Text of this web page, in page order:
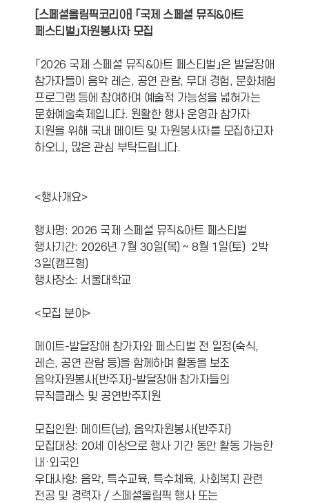
[스페셜올림픽코리아] 「국제 스페셜 뮤직&아트
페스티벌」자원봉사자 모집
「2026 국제 스페셜 뮤직&아트 페스티벌」은 발달장애
참가자들이 음악 레슨, 공연 관람, 무대 경험, 문화체험
프로그램 등에 참여하며 예술적 가능성을 넓혀가는
문화예술축제입니다. 원활한 행사 운영과 참가자
지원을 위해 국내 메이트 및 자원봉사자를 모집하고자
하오니, 많은 관심 부탁드립니다.
<행사개요>
행사명: 2026 국제 스페셜 뮤직&아트 페스티벌
행사기간: 2026년 7월 30일(목) ~ 8월 1일(토) 2박
3일(캠프형)
행사장소: 서울대학교
<모집 분야>
메이트-발달장애 참가자와 페스티벌 전 일정(숙식,
레슨, 공연 관람 등)을 함께하며 활동을 보조
음악자원봉사(반주자)-발달장애 참가자들의
뮤직클래스 및 공연반주지원
모집인원: 메이트(남), 음악자원봉사(반주자)
모집대상: 20세 이상으로 행사 기간 동안 활동 가능한
내·외국인
우대사항: 음악, 특수교육, 특수체육, 사회복지 관련
전공 및 경력자 / 스페셜올림픽 행사 또는